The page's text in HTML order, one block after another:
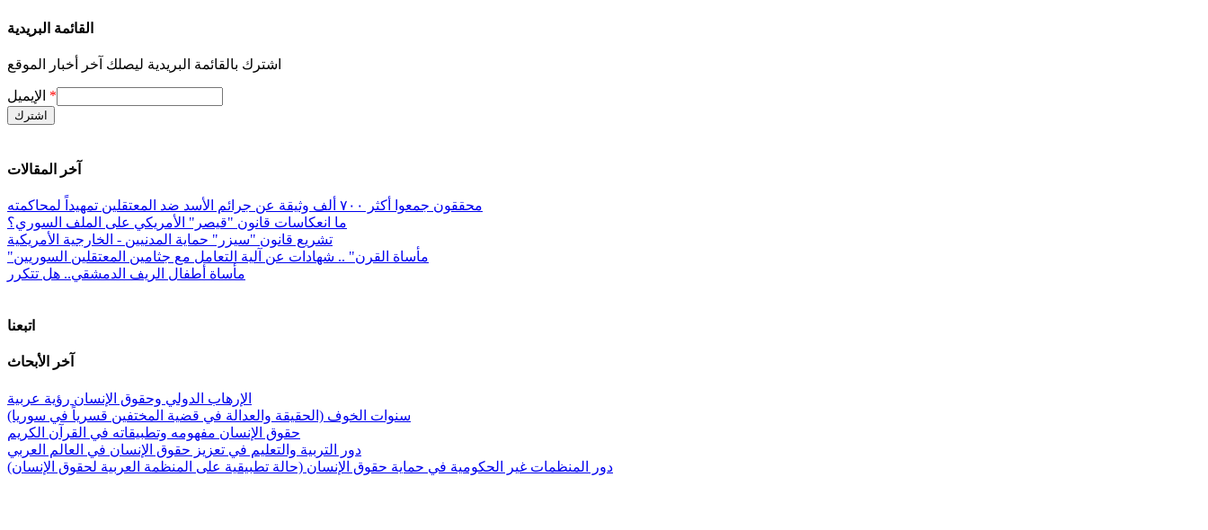
القائمة البريدية
اشترك بالقائمة البريدية ليصلك آخر أخبار الموقع
*
آخر المقالات
محققون جمعوا أكثر ٧٠٠ ألف وثيقة عن جرائم الأسد ضد المعتقلين تمهيداً لمحاكمته
ما انعكاسات قانون "قيصر" الأمريكي على الملف السوري؟
تشريع قانون "سيزر" حماية المدنيين - الخارجية الأمريكية
"مأساة القرن" .. شهادات عن آلية التعامل مع جثامين المعتقلين السوريين
مأساة أطفال الريف الدمشقي.. هل تتكرر
اتبعنا
آخر الأبحاث
الإرهاب الدولي وحقوق الإنسان رؤية عربية
سنوات الخوف (الحقيقة والعدالة في قضية المختفين قسرياً في سوريا)
حقوق الإنسان مفهومه وتطبيقاته في القرآن الكريم
دور التربية والتعليم في تعزيز حقوق الإنسان في العالم العربي
دور المنظمات غير الحكومية في حماية حقوق الإنسان (حالة تطبيقية على المنظمة العربية لحقوق الإنسان)